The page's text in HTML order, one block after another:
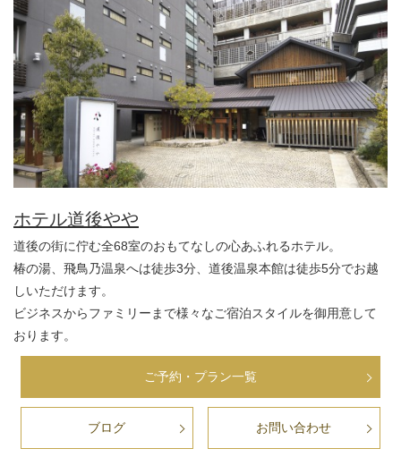
ホテル道後やや
道後の街に佇む全68室のおもてなしの心あふれるホテル。
椿の湯、飛鳥乃温泉へは徒歩3分、道後温泉本館は徒歩5分でお越
しいただけます。
ビジネスからファミリーまで様々なご宿泊スタイルを御用意して
おります。
ご予約・プラン一覧
ブログ お問い合わせ